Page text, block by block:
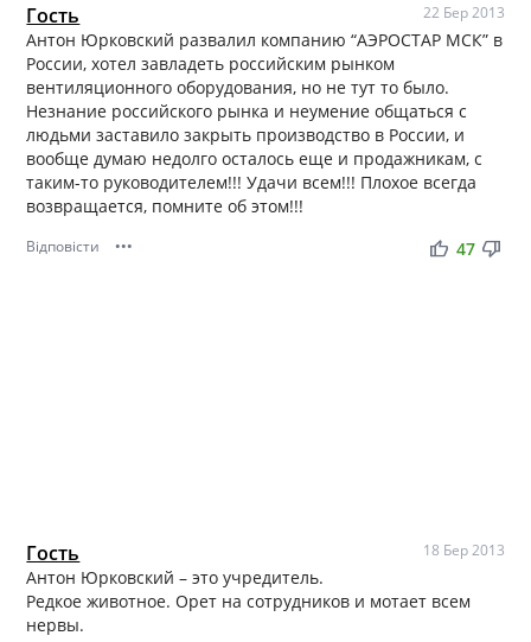
Гость 22 Бер 2013
Антон Юрковский развалил компанию “АЭРОСТАР МСК” в
России, хотел завладеть российским рынком
вентиляционного оборудования, но не тут то было.
Незнание российского рынка и неумение общаться с
людьми заставило закрыть производство в России, и
вообще думаю недолго осталось еще и продажникам, с
таким-то руководителем!!! Удачи всем!!! Плохое всегда
возвращается, помните об этом!!!
Відповісти ••• thumb_up thumb_down
47
Гость 18 Бер 2013
Антон Юрковский – это учредитель.
Редкое животное. Орет на сотрудников и мотает всем
нервы.